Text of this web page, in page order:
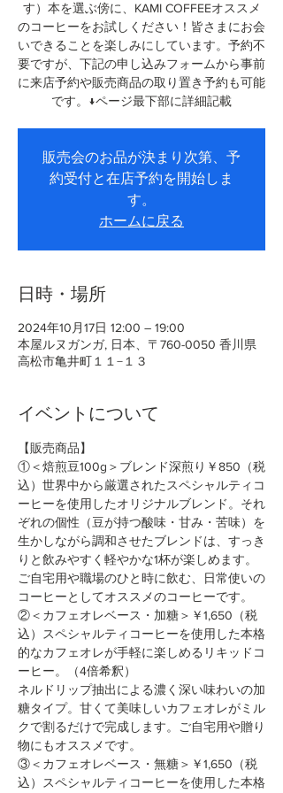
す）本を選ぶ傍に、KAMI COFFEEオススメ
のコーヒーをお試しください！皆さまにお会
いできることを楽しみにしています。予約不
要ですが、下記の申し込みフォームから事前
に来店予約や販売商品の取り置き予約も可能
です。↓ページ最下部に詳細記載
販売会のお品が決まり次第、予
約受付と在店予約を開始しま
す。
ホームに戻る
日時・場所
2024年10月17日 12:00 – 19:00
本屋ルヌガンガ, 日本、〒760-0050 香川県
高松市亀井町１１−１３
イベントについて
【販売商品】
①＜焙煎豆100g＞ブレンド深煎り￥850（税
込）世界中から厳選されたスペシャルティコ
ーヒーを使用したオリジナルブレンド。それ
ぞれの個性（豆が持つ酸味・甘み・苦味）を
生かしながら調和させたブレンドは、すっき
りと飲みやすく軽やかな1杯が楽しめます。
ご自宅用や職場のひと時に飲む、日常使いの
コーヒーとしてオススメのコーヒーです。
②＜カフェオレベース・加糖＞￥1,650（税
込）スペシャルティコーヒーを使用した本格
的なカフェオレが手軽に楽しめるリキッドコ
ーヒー。（4倍希釈）
ネルドリップ抽出による濃く深い味わいの加
糖タイプ。甘くて美味しいカフェオレがミル
クで割るだけで完成します。ご自宅用や贈り
物にもオススメです。
③＜カフェオレベース・無糖＞￥1,650（税
込）スペシャルティコーヒーを使用した本格